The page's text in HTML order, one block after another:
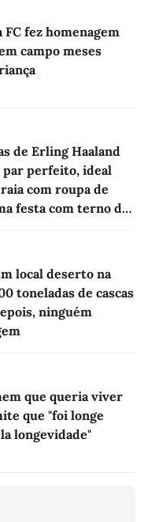
fez homenagem
campo meses
de Erling Haaland
par perfeito, ideal
com roupa de
festa com terno de
local deserto na
toneladas de cascas
ninguém
que queria viver
que "foi longe
longevidade"